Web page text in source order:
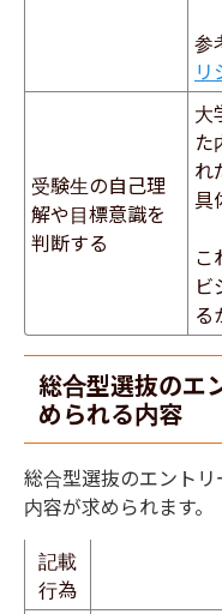
参
リ
受験生の自己理
解や目標意識を
判断する
大
た
れ
具
こ
ビ
る
総合型選抜のエ
められる内容
総合型選抜のエント
内容が求められます。
記載
行為